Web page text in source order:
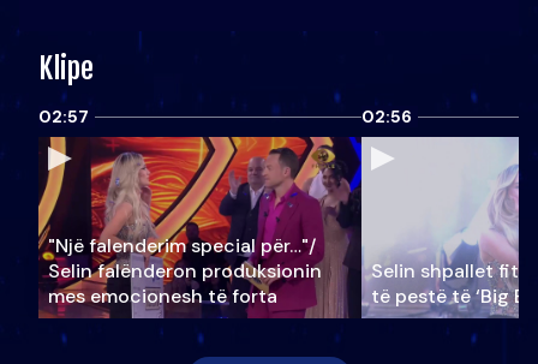
Klipe
02:57
"Një falenderim special për…"/
Selin falënderon produksionin
mes emocionesh të forta
02:56
Selin shpallet
të pestë të ‘Big